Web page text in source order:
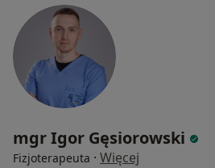
mgr Igor Gęsiorowski
Fizjoterapeuta · Więcej